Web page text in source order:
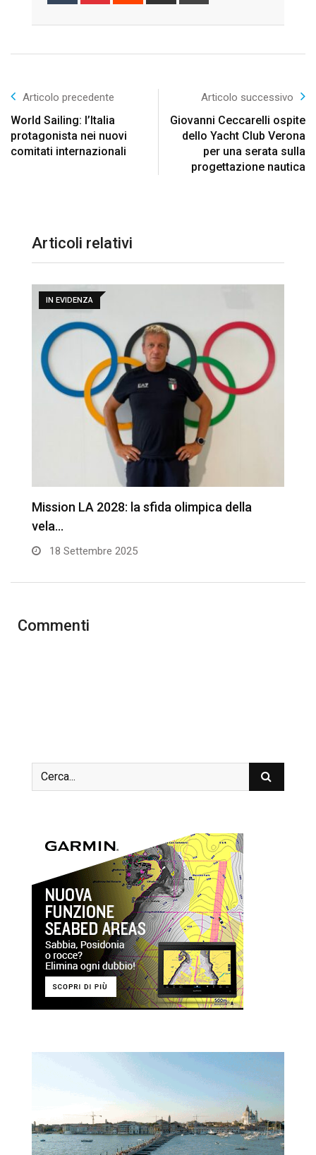
Articolo precedente
World Sailing: l’Italia
protagonista nei nuovi
comitati internazionali
Articolo successivo
Giovanni Ceccarelli ospite
dello Yacht Club Verona
per una serata sulla
progettazione nautica
Articoli relativi
IN EVIDENZA
Mission LA 2028: la sfida olimpica della
vela…
18 Settembre 2025
Commenti